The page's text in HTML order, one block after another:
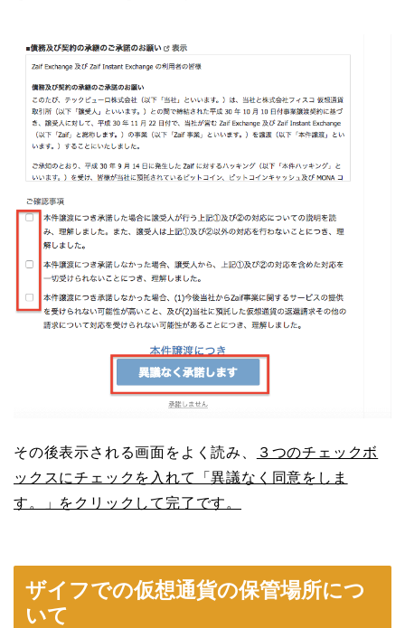
その後表示される画面をよく読み、
３つのチェックボ
ックスにチェックを入れて「異議なく同意をしま
す。」をクリックして完了です。
ザイフでの仮想通貨の保管場所につ
いて